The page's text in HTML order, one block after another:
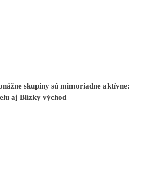
skupiny sú mimoriadne aktívne:
aj Blízky východ